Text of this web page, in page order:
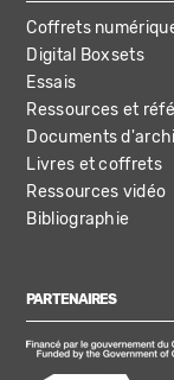
Coffrets
Digital Boxsets
Essais
Ressources et
Documents
Livres et coffrets
Ressources vidéo
Bibliographie
PARTENAIRES